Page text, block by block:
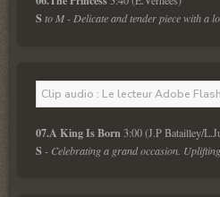
S to M - Delicate and tender piece with a
Clip audio : Le lecteur Adobe
07.A King Is Born
S - Celebrating a grand occasion.